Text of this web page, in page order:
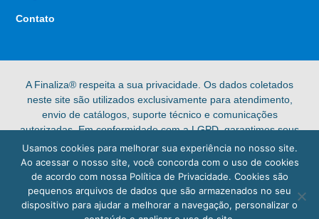
Contato
A Finaliza® respeita a sua privacidade. Os dados coletados
neste site são utilizados exclusivamente para atendimento,
envio de catálogos, suporte técnico e comunicações
autorizadas. Em conformidade com a LGPD, garantimos seus
direitos de acesso, retificação e exclusão de dados pessoais.
Confira nossa [Política de Privacidade] completa para mais
informações.
© 2025 Finaliza®. Todos os direitos reservados.
Usamos cookies para melhorar sua experiência no nosso site.
Ao acessar o nosso site, você concorda com o uso de cookies
de acordo com nossa Política de Privacidade. Cookies são
pequenos arquivos de dados que são armazenados no seu
dispositivo para ajudar a melhorar a navegação, personalizar o